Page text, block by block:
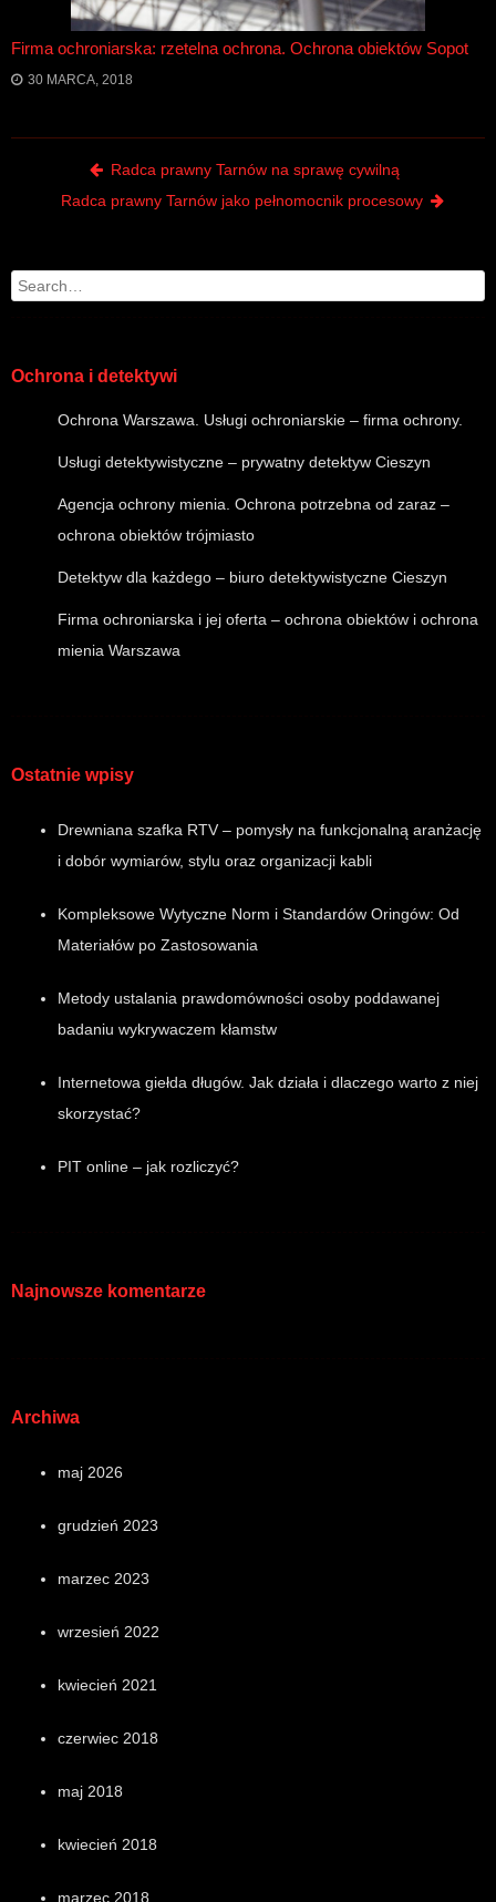
Firma ochroniarska: rzetelna ochrona. Ochrona obiektów Sopot
30 MARCA, 2018
Post navigation
Radca prawny Tarnów na sprawę cywilną
Radca prawny Tarnów jako pełnomocnik procesowy
Search
Ochrona i detektywi
Ochrona Warszawa. Usługi ochroniarskie – firma ochrony.
Usługi detektywistyczne – prywatny detektyw Cieszyn
Agencja ochrony mienia. Ochrona potrzebna od zaraz –
ochrona obiektów trójmiasto
Detektyw dla każdego – biuro detektywistyczne Cieszyn
Firma ochroniarska i jej oferta – ochrona obiektów i ochrona
mienia Warszawa
Ostatnie wpisy
Drewniana szafka RTV – pomysły na funkcjonalną aranżację
i dobór wymiarów, stylu oraz organizacji kabli
Kompleksowe Wytyczne Norm i Standardów Oringów: Od
Materiałów po Zastosowania
Metody ustalania prawdomówności osoby poddawanej
badaniu wykrywaczem kłamstw
Internetowa giełda długów. Jak działa i dlaczego warto z niej
skorzystać?
PIT online – jak rozliczyć?
Najnowsze komentarze
Archiwa
maj 2026
grudzień 2023
marzec 2023
wrzesień 2022
kwiecień 2021
czerwiec 2018
maj 2018
kwiecień 2018
marzec 2018